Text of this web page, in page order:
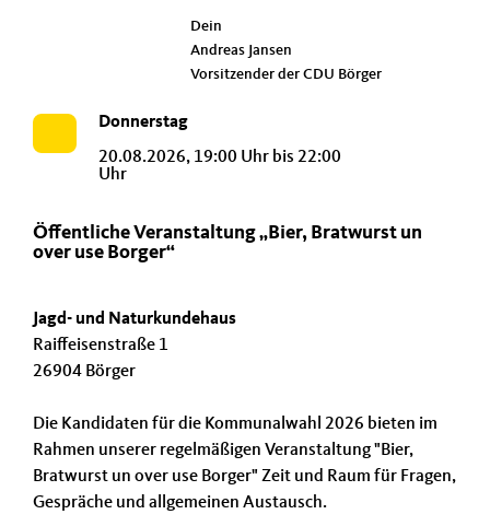
Dein
Andreas Jansen
Vorsitzender der CDU Börger
Donnerstag
20.08.2026, 19:00 Uhr bis 22:00
Uhr
Öffentliche Veranstaltung „Bier, Bratwurst un
over use Borger“
Jagd- und Naturkundehaus
Raiffeisenstraße 1
26904 Börger
Die Kandidaten für die Kommunalwahl 2026 bieten im
Rahmen unserer regelmäßigen Veranstaltung "Bier,
Bratwurst un over use Borger" Zeit und Raum für Fragen,
Gespräche und allgemeinen Austausch.